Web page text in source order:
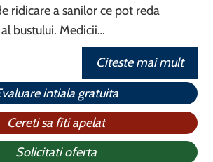
ridicare a sanilor ce pot reda
bustului. Medicii…
Citeste mai mult
intiala gratuita
Cereti sa fiti apelat
Solicitati oferta